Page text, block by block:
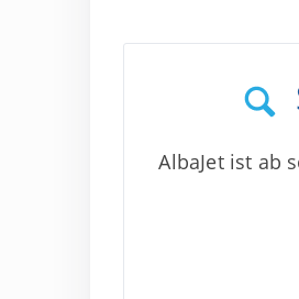
AlbaJet ist ab